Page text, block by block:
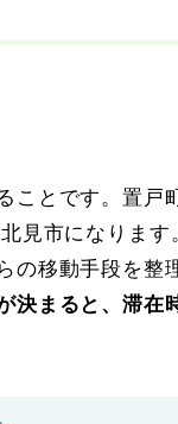
ことです。置戸
見市になります
移動手段を整
決まると、滞在